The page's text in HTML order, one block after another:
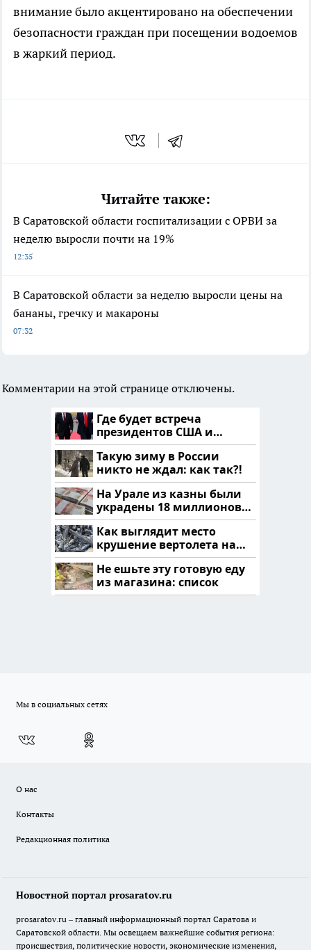
внимание было акцентировано на обеспечении
безопасности граждан при посещении водоемов
в жаркий период.
Читайте также:
В Саратовской области госпитализации с ОРВИ за
неделю выросли почти на 19%
12:35
В Саратовской области за неделю выросли цены на
бананы, гречку и макароны
07:32
Комментарии на этой странице отключены.
Где будет встреча
президентов США и
России: Европа?
Такую зиму в России
никто не ждал: как так?!
На Урале из казны были
украдены 18 миллионов
рублей
Как выглядит место
крушение вертолета на
Кавказе: смотреть
Не ешьте эту готовую еду
из магазина: список
Мы в социальных сетях
О нас
Контакты
Редакционная политика
Новостной портал prosaratov.ru
prosaratov.ru – главный информационный портал Саратова и
Саратовской области. Мы освещаем важнейшие события региона:
происшествия, политические новости, экономические изменения,